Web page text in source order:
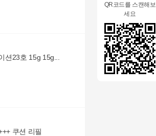
QR코드를 스캔해보
세요
션23호 15g 15g...
쿠션 리필